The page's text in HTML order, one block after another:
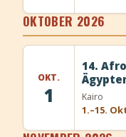
OKTOBER 2026
OKT.
1
14.
Kairo
1.–15.